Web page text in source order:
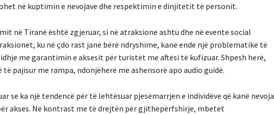
në kuptimin e nevojave dhe respektimin e dinjitetit të personit.
në Tiranë është zgjeruar, si në atraksione ashtu dhe në evente social
ku në çdo rast janë bërë ndryshime, kanë ende një problematikë të
me garantimin e aksesit për turistët me aftësi të kufizuar. Shpesh herë,
pajisur me rampa, ndonjëherë me ashensorë apo audio guidë.
se ka një tendencë për të lehtësuar pjesëmarrjen e individëve që kanë nevoja
akses. Në kontrast me të drejtën për gjithëpërfshirje, mbetet